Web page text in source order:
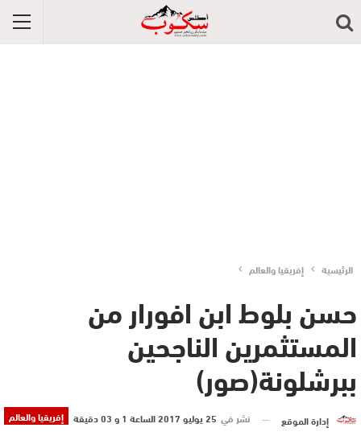
الرئيسية إفريقيا والعالم
حسن بلوط ابن افورار من
المستثمرين الناجحين
ببرشلونة(صور)
إفريقيا والعالم إدارة الموقع نشر في 25 يوليو 2017 الساعة 1 و 03 دقيقة